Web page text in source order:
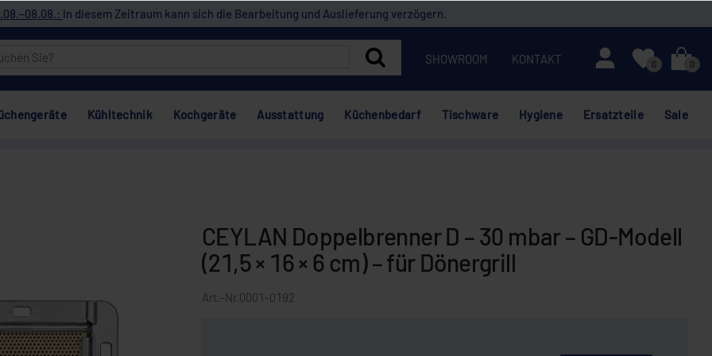
In diesem Zeitraum kann sich die Bearbeitung und Auslieferung verzögern.
SHOWROOM KONTAKT
Mein Konto
0
0
Kühltechnik Kochgeräte Ausstattung Küchenbedarf Tischware Hygiene Ersatzteile Sale
CEYLAN Doppelbrenner D – 30 mbar – GD-Modell
(21,5 × 16 × 6 cm) – für Dönergrill
Art.-Nr. 0001-0192